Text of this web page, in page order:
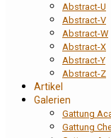
Abstract-U
Abstract-V
Abstract-W
Abstract-X
Abstract-Y
Abstract-Z
Artikel
Galerien
Gattung
Gattung